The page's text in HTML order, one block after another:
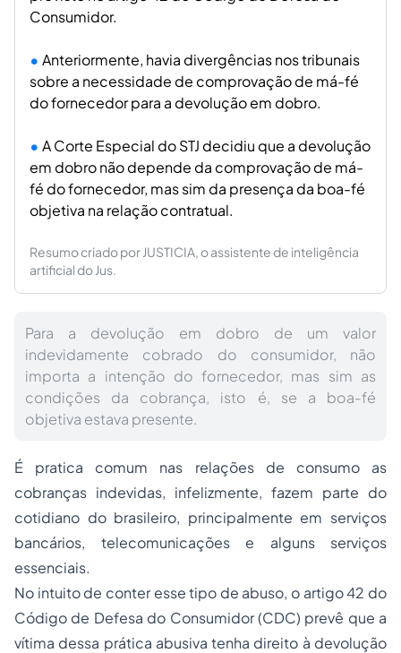
Consumidor.
Anteriormente, havia divergências nos tribunais
sobre a necessidade de comprovação de má-fé
do fornecedor para a devolução em dobro.
A Corte Especial do STJ decidiu que a devolução
em dobro não depende da comprovação de má-
fé do fornecedor, mas sim da presença da boa-fé
objetiva na relação contratual.
Resumo criado por JUSTICIA, o assistente de inteligência
artificial do Jus.
Para a devolução em dobro de um valor
indevidamente cobrado do consumidor, não
importa a intenção do fornecedor, mas sim as
condições da cobrança, isto é, se a boa-fé
objetiva estava presente.
É pratica comum nas relações de consumo as
cobranças indevidas, infelizmente, fazem parte do
cotidiano do brasileiro, principalmente em serviços
bancários, telecomunicações e alguns serviços
essenciais.
No intuito de conter esse tipo de abuso, o artigo 42 do
Código de Defesa do Consumidor (CDC) prevê que a
vítima dessa prática abusiva tenha direito à devolução